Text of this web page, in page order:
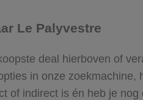
Le Palyvestre
deal hierboven of
in onze zoekmachine,
of indirect is én heb je nog